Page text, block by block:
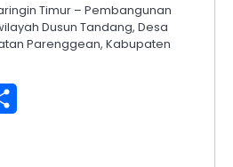
Timur – Pembangunan
Dusun Tandang, Desa
Parenggean, Kabupaten